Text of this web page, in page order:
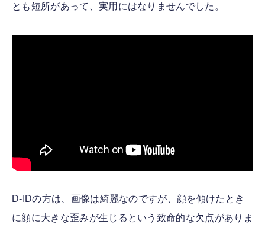
とも短所があって、実用にはなりませんでした。
D-IDの方は、画像は綺麗なのですが、顔を傾けたとき
に顔に大きな歪みが生じるという致命的な欠点がありま